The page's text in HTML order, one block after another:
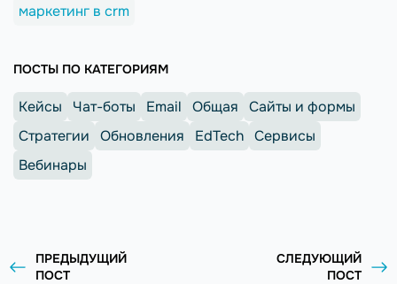
маркетинг в crm
ПОСТЫ ПО КАТЕГОРИЯМ
Кейсы Чат-боты Email Общая
Сайты и формы
Стратегии
Обновления EdTech Сервисы
Вебинары
ПРЕДЫДУЩИЙ
ПОСТ
СЛЕДУЮЩИЙ
ПОСТ